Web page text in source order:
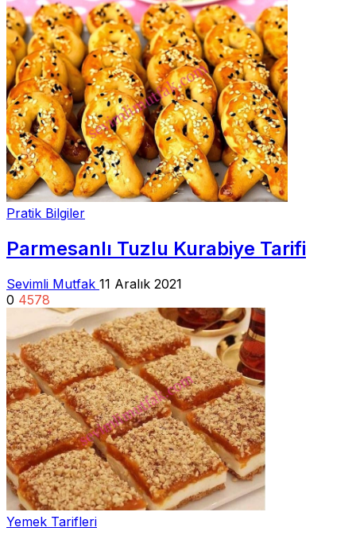
Pratik Bilgiler
Parmesanlı Tuzlu Kurabiye Tarifi
Sevimli Mutfak 11 Aralık 2021
0 4578
Yemek Tarifleri